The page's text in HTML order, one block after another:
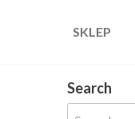
SKLEP
Search